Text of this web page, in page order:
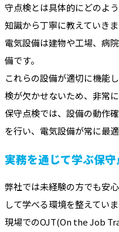
守点検とは具体的にどのよ
知識から丁寧に教えていきま
電気設備は建物や工場、病
備です。
これらの設備が適切に機能
検が欠かせないため、非常に
保守点検では、設備の動作
を行い、電気設備が常に最
実務を通じて学ぶ保
弊社では未経験の方でも安
して学べる環境を整えていま
現場でのOJT(On the Job